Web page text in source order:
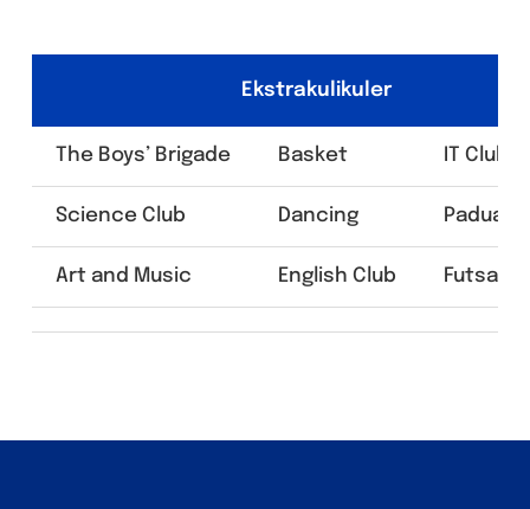
Ekstrakulikuler
The Boys’ Brigade Basket IT Club
Science Club Dancing Paduan
Art and Music English Club Futsal